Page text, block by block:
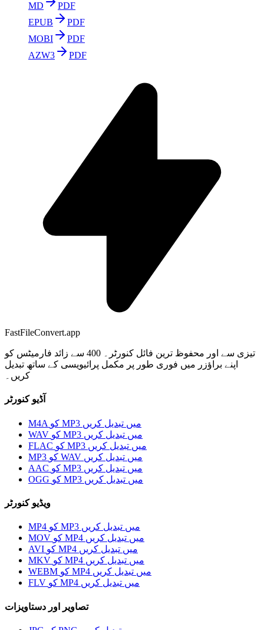
MD
PDF
EPUB
PDF
MOBI
PDF
AZW3
PDF
FastFileConvert.app
تیزی سے اور محفوظ ترین فائل کنورٹر۔ 400 سے زائد فارمیٹس کو
اپنے براؤزر میں فوری طور پر مکمل پرائیویسی کے ساتھ تبدیل
کریں۔
آڈیو کنورٹر
M4A کو MP3 میں تبدیل کریں
WAV کو MP3 میں تبدیل کریں
FLAC کو MP3 میں تبدیل کریں
MP3 کو WAV میں تبدیل کریں
AAC کو MP3 میں تبدیل کریں
OGG کو MP3 میں تبدیل کریں
ویڈیو کنورٹر
MP4 کو MP3 میں تبدیل کریں
MOV کو MP4 میں تبدیل کریں
AVI کو MP4 میں تبدیل کریں
MKV کو MP4 میں تبدیل کریں
WEBM کو MP4 میں تبدیل کریں
FLV کو MP4 میں تبدیل کریں
تصاویر اور دستاویزات